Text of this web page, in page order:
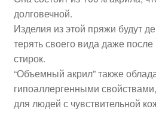
долговечной.
Изделия из этой пряжи будут
терять своего вида даже
стирок.
“Объемный акрил” также
гипоаллергенными
для людей с чувствительной